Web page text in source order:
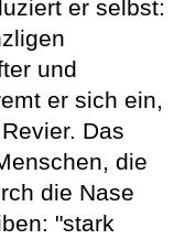
er selbst:
und
er sich ein,
Das
die
die Nase
"stark